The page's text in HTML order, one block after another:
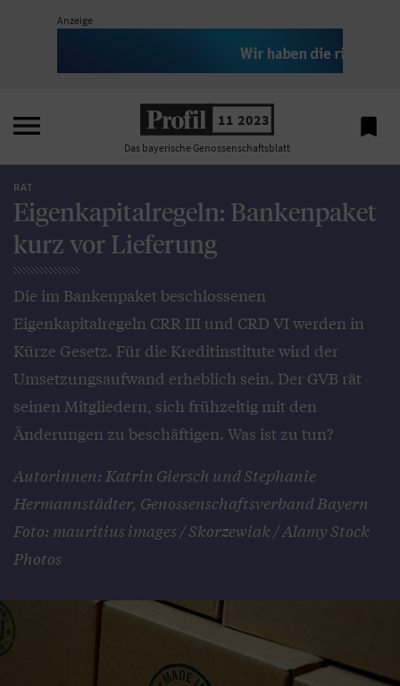
Anzeige
 11 2023
Das bayerische Genossenschaftsblatt

RAT
Eigenkapitalregeln: Bankenpaket
kurz vor Lieferung
Die im Bankenpaket beschlossenen
Eigenkapitalregeln CRR III und CRD VI werden in
Kürze Gesetz. Für die Kreditinstitute wird der
Umsetzungsaufwand erheblich sein. Der GVB rät
seinen Mitgliedern, sich frühzeitig mit den
Änderungen zu beschäftigen. Was ist zu tun?
Autorinnen: Katrin Giersch und Stephanie
Hermannstädter, Genossenschaftsverband Bayern
Foto: mauritius images / Skorzewiak / Alamy Stock
Photos